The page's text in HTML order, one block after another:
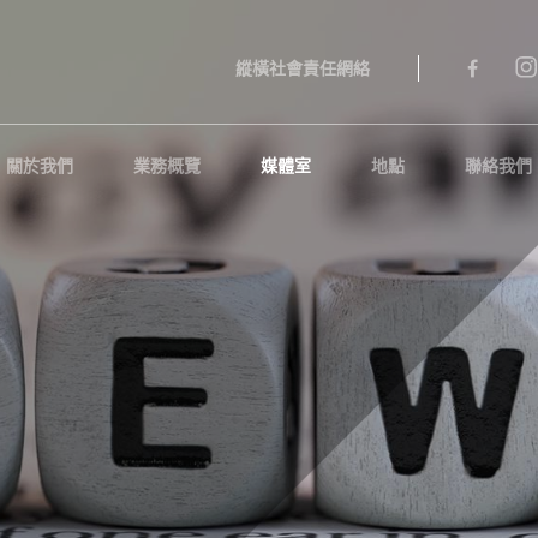
縱橫社會責任網絡
關於我們 業務概覽 媒體室 地點 聯絡我們